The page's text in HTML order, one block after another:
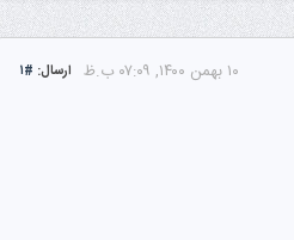
ارسال: #۱
۱۰ بهمن ۱۴۰۰, ۰۷:۰۹ ب.ظ